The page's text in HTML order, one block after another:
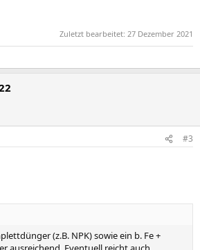
Zuletzt bearbeitet: 27 Dezember 2021
#3
(z.B. NPK) sowie ein b. Fe +